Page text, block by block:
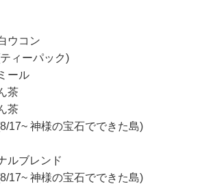
ウコン
ィーパック)
ール
茶
茶
17~ 神様の宝石でできた島)
ルブレンド
17~ 神様の宝石でできた島)